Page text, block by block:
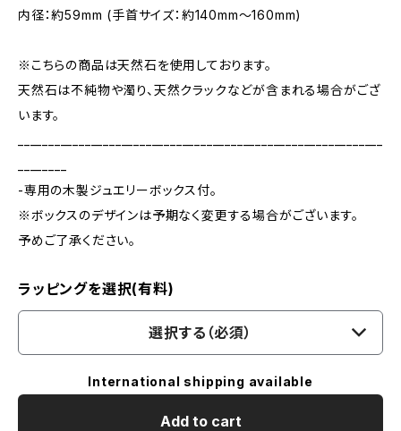
内径：約59mm (手首サイズ：約140mm～160mm)
※こちらの商品は天然石を使用しております。
天然石は不純物や濁り、天然クラックなどが含まれる場合がござ
います。
-専用の木製ジュエリーボックス付。
※ボックスのデザインは予期なく変更する場合がございます。
予めご了承ください。
ラッピングを選択(有料)
選択する（必須）
International shipping available
Add to cart